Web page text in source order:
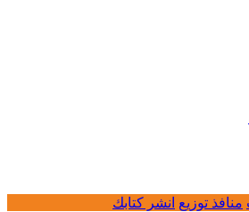
منافذ توزيع انشر كتابك